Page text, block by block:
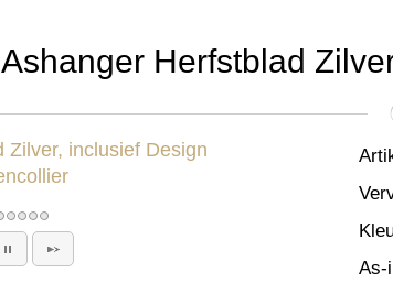
Ashanger Herfstblad
As-